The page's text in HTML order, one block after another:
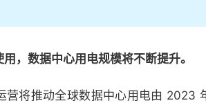
，数据中心用电规模将不断提升。
将推动全球数据中心用电由 2023